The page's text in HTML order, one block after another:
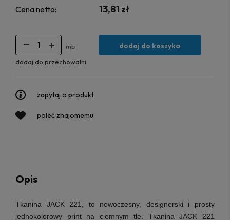
Cena netto: 13,81 zł
mb dodaj do koszyka
dodaj do przechowalni
zapytaj o produkt
poleć znajomemu
Opis
Tkanina JACK 221, to nowoczesny, designerski i prosty
jednokolorowy print na ciemnym tle. Tkanina JACK 221